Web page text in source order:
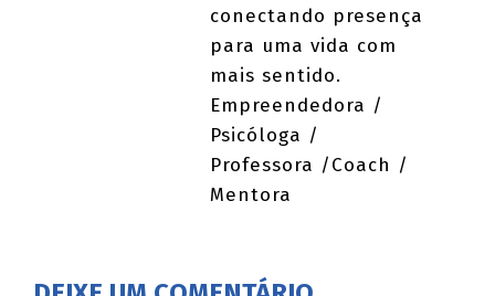
conectando presença
para uma vida com
mais sentido.
Empreendedora /
Psicóloga /
Professora /Coach /
Mentora